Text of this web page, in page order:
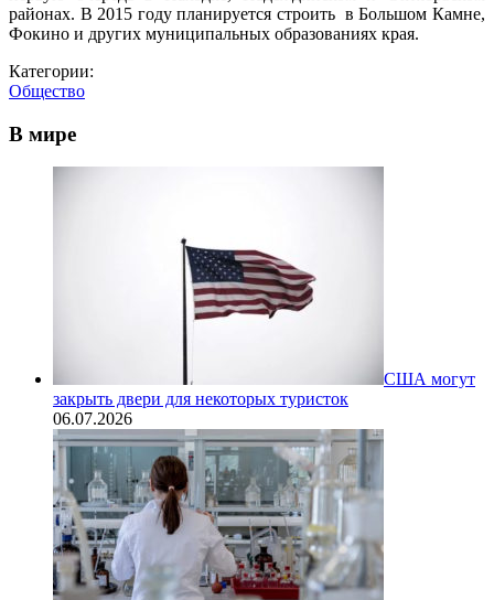
районах. В 2015 году планируется строить в Большом Камне,
Фокино и других муниципальных образованиях края.
Категории:
Общество
В мире
США могут
закрыть двери для некоторых туристок
06.07.2026